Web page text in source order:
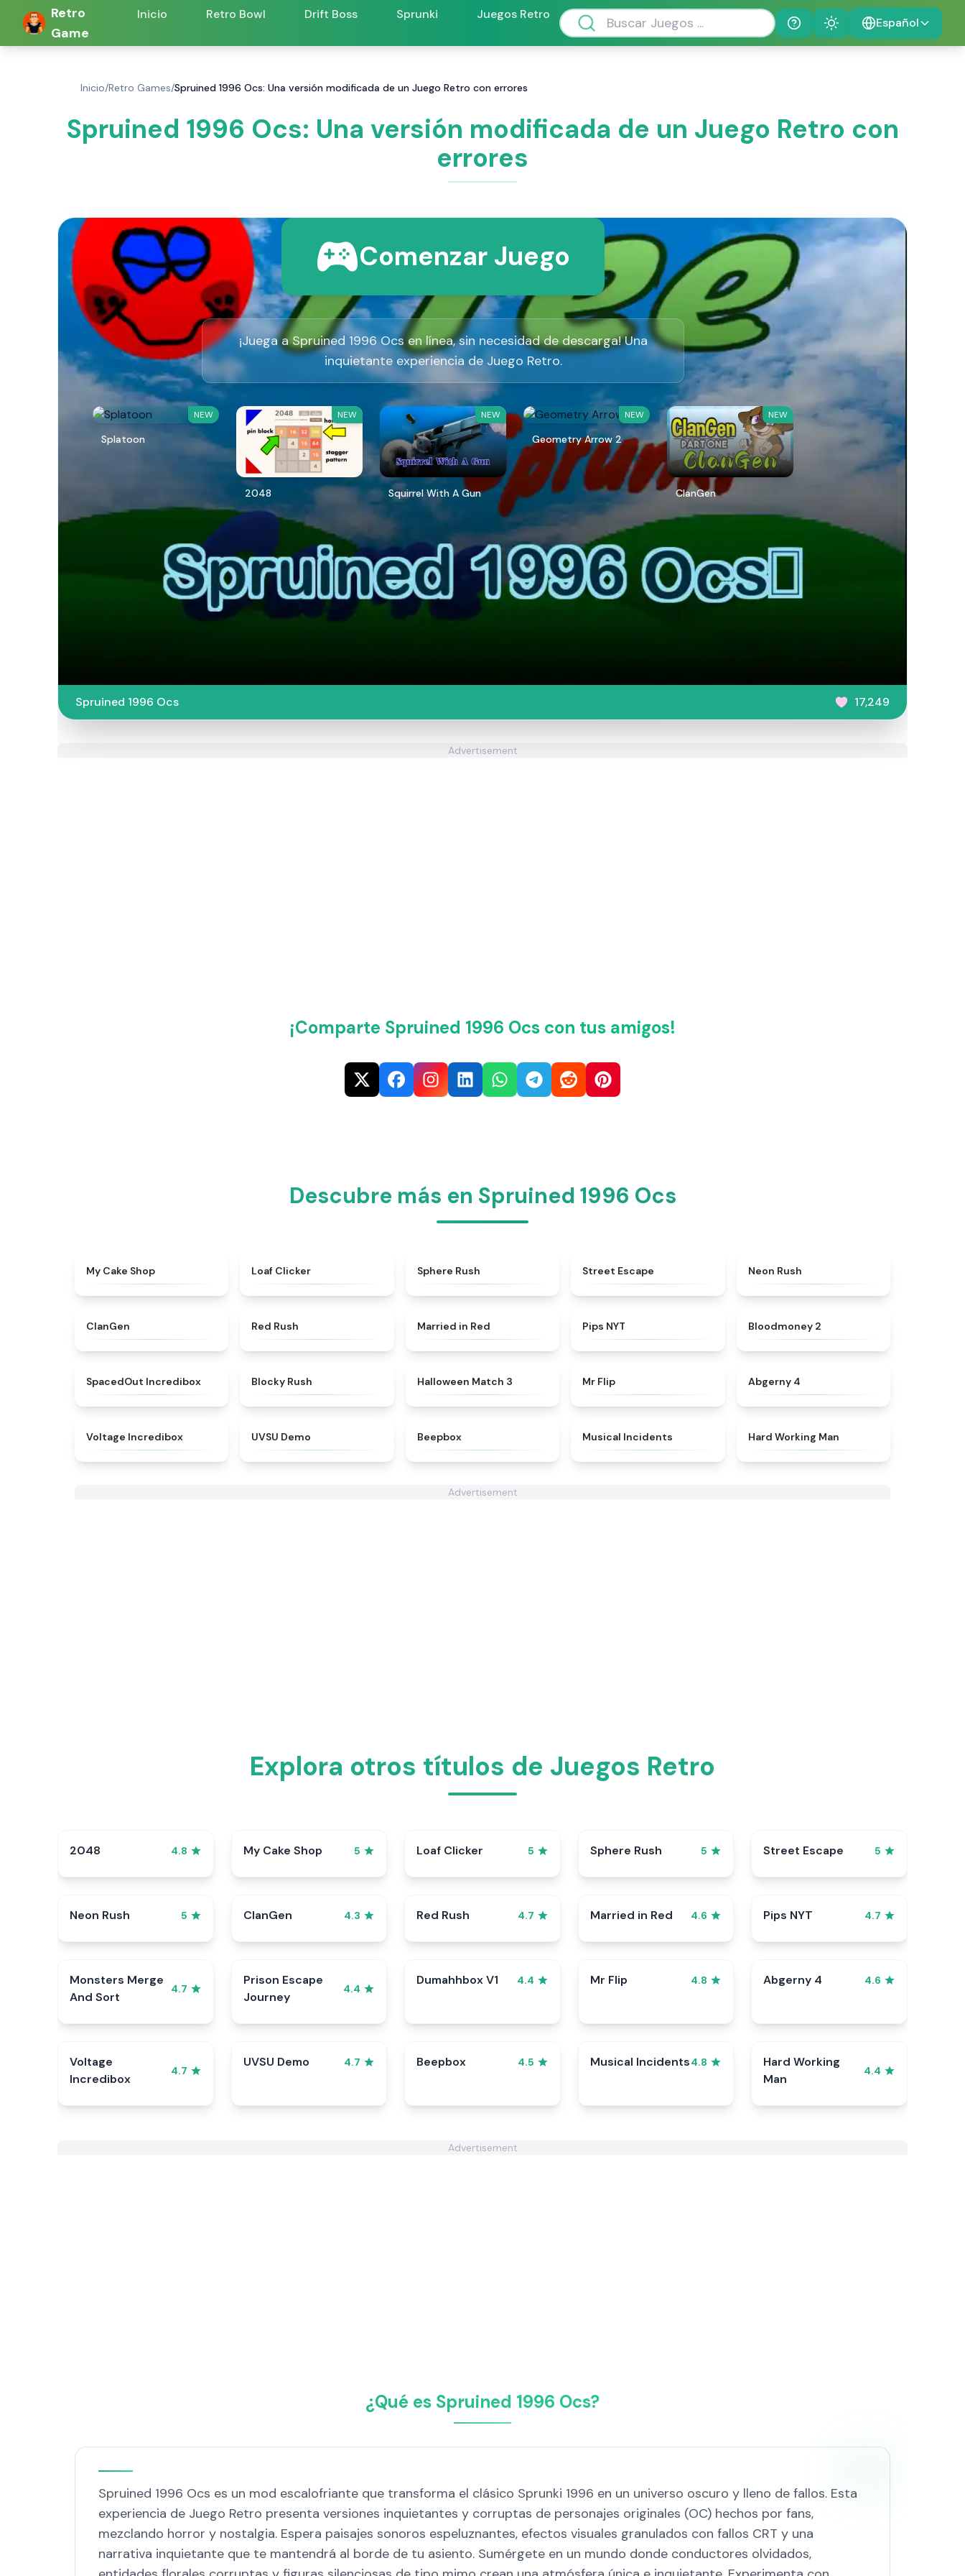
Retro
Game
Inicio Retro Bowl Drift Boss Sprunki
Juegos Retro
Help
Theme Español
Inicio/Retro Games/Spruined 1996 Ocs: Una versión modificada de un Juego Retro con errores
Spruined 1996 Ocs: Una versión modificada de un Juego Retro con
errores
Comenzar Juego
¡Juega a Spruined 1996 Ocs​ en línea, sin necesidad de descarga! Una
inquietante experiencia de Juego Retro.
NEW
Splatoon
NEW
2048
NEW
Squirrel With A Gun
NEW
Geometry Arrow 2
NEW
ClanGen
Spruined 1996 Ocs​ 17,249
Advertisement
¡Comparte Spruined 1996 Ocs​ con tus amigos!
Descubre más en Spruined 1996 Ocs​
My Cake Shop Loaf Clicker Sphere Rush Street Escape Neon Rush
ClanGen Red Rush Married in Red Pips NYT Bloodmoney 2
SpacedOut Incredibox Blocky Rush Halloween Match 3 Mr Flip Abgerny 4
Voltage Incredibox UVSU Demo Beepbox Musical Incidents Hard Working Man
Advertisement
Explora otros títulos de Juegos Retro
2048 4.8 My Cake Shop 5 Loaf Clicker 5 Sphere Rush 5 Street Escape 5
Neon Rush 5 ClanGen 4.3 Red Rush 4.7 Married in Red 4.6 Pips NYT 4.7
Monsters Merge
And Sort
4.7
Prison Escape
Journey
4.4
Dumahhbox V1 4.4 Mr Flip 4.8 Abgerny 4 4.6
Voltage
Incredibox
4.7
UVSU Demo 4.7 Beepbox 4.5 Musical Incidents4.8
Hard Working
Man
4.4
Advertisement
¿Qué es Spruined 1996 Ocs​?
Spruined 1996 Ocs​ es un mod escalofriante que transforma el clásico Sprunki 1996 en un universo oscuro y lleno de fallos. Esta
experiencia de Juego Retro presenta versiones inquietantes y corruptas de personajes originales (OC) hechos por fans,
mezclando horror y nostalgia. Espera paisajes sonoros espeluznantes, efectos visuales granulados con fallos CRT y una
narrativa inquietante que te mantendrá al borde de tu asiento. Sumérgete en un mundo donde conductores olvidados,